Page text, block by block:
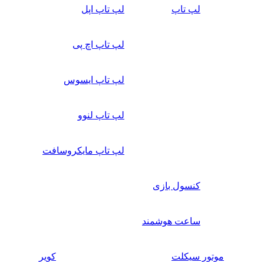
لپ تاپ لپ تاپ اپل
لپ تاپ اچ پی
لپ تاپ ایسوس
لپ تاپ لنوو
لپ تاپ مایکروسافت
کنسول بازی
ساعت هوشمند
موتور سیکلت کویر